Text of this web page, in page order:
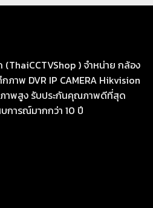
(ThaiCCTVShop ) จำหน่าย กล้อง
ภาพ DVR IP CAMERA Hikvision
าพสูง รับประกันคุณภาพดีที่สุด
การณ์มากกว่า 10 ปี